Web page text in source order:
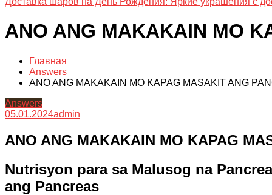
ANO ANG MAKAKAIN MO
Главная
Answers
ANO ANG MAKAKAIN MO KAPAG MASAKIT ANG
Answers
05.01.2024admin
ANO ANG MAKAKAIN MO KAPAG
Nutrisyon para sa Malusog na
ang Pancreas